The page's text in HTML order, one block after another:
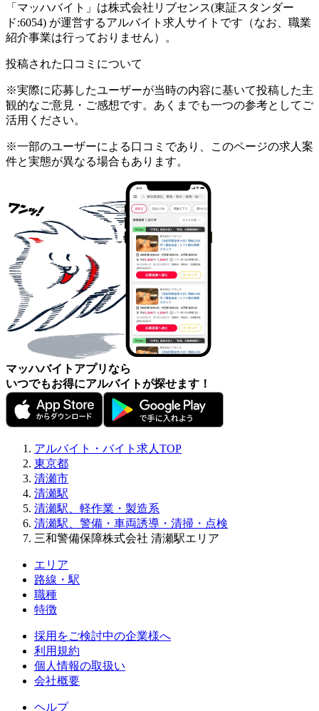
「マッハバイト」は株式会社リブセンス(東証スタンダー
ド:6054) が運営するアルバイト求人サイトです（なお、職業
紹介事業は行っておりません）。
投稿された口コミについて
※実際に応募したユーザーが当時の内容に基いて投稿した主
観的なご意見・ご感想です。あくまでも一つの参考としてご
活用ください。
※一部のユーザーによる口コミであり、このページの求人案
件と実態が異なる場合もあります。
マッハバイトアプリなら
いつでもお得にアルバイトが探せます！
アルバイト・バイト求人TOP
東京都
清瀬市
清瀬駅
清瀬駅、軽作業・製造系
清瀬駅、警備・車両誘導・清掃・点検
三和警備保障株式会社 清瀬駅エリア
エリア
路線・駅
職種
特徴
採用をご検討中の企業様へ
利用規約
個人情報の取扱い
会社概要
ヘルプ